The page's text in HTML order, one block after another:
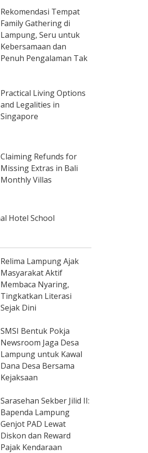
Rekomendasi Tempat
Family Gathering di
Lampung, Seru untuk
Kebersamaan dan
Penuh Pengalaman Tak
Practical Living Options
and Legalities in
Singapore
Claiming Refunds for
Missing Extras in Bali
Monthly Villas
Relima Lampung Ajak
Masyarakat Aktif
Membaca Nyaring,
Tingkatkan Literasi
Sejak Dini
SMSI Bentuk Pokja
Newsroom Jaga Desa
Lampung untuk Kawal
Dana Desa Bersama
Kejaksaan
Sarasehan Sekber Jilid II:
Bapenda Lampung
Genjot PAD Lewat
Diskon dan Reward
Pajak Kendaraan